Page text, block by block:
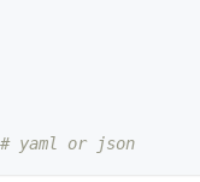
# yaml or json